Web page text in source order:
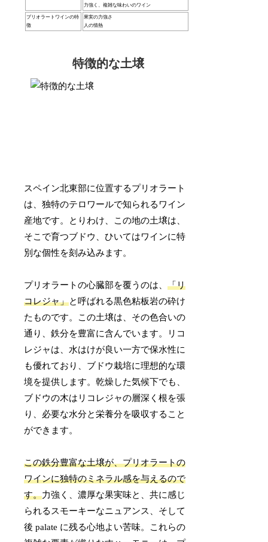
力強く、複雑な味わいのワイン
プリオラートワインの特
徴
果実の力強さ
人の情熱
特徴的な土壌
スペイン北東部に位置するプリオラート
は、独特のテロワールで知られるワイン
産地です。とりわけ、この地の土壌は、
そこで育つブドウ、ひいてはワインに特
別な個性を刻み込みます。
プリオラートの心臓部を覆うのは、「リ
コレジャ」と呼ばれる黒色粘板岩の砕け
たものです。この土壌は、その色合いの
通り、鉄分を豊富に含んでいます。リコ
レジャは、水はけが良い一方で保水性に
も優れており、ブドウ栽培に理想的な環
境を提供します。乾燥した気候下でも、
ブドウの木はリコレジャの層深く根を張
り、必要な水分と栄養分を吸収すること
ができます。
この鉄分豊富な土壌が、プリオラートの
ワインに独特のミネラル感を与えるので
す。力強く、濃厚な果実味と、共に感じ
られるスモーキーなニュアンス、そして
後 palate に残る心地よい苦味。これらの